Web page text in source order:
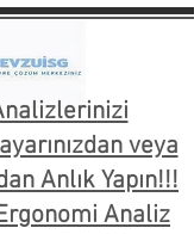
veya
Anlık Yapın!!!
Analiz